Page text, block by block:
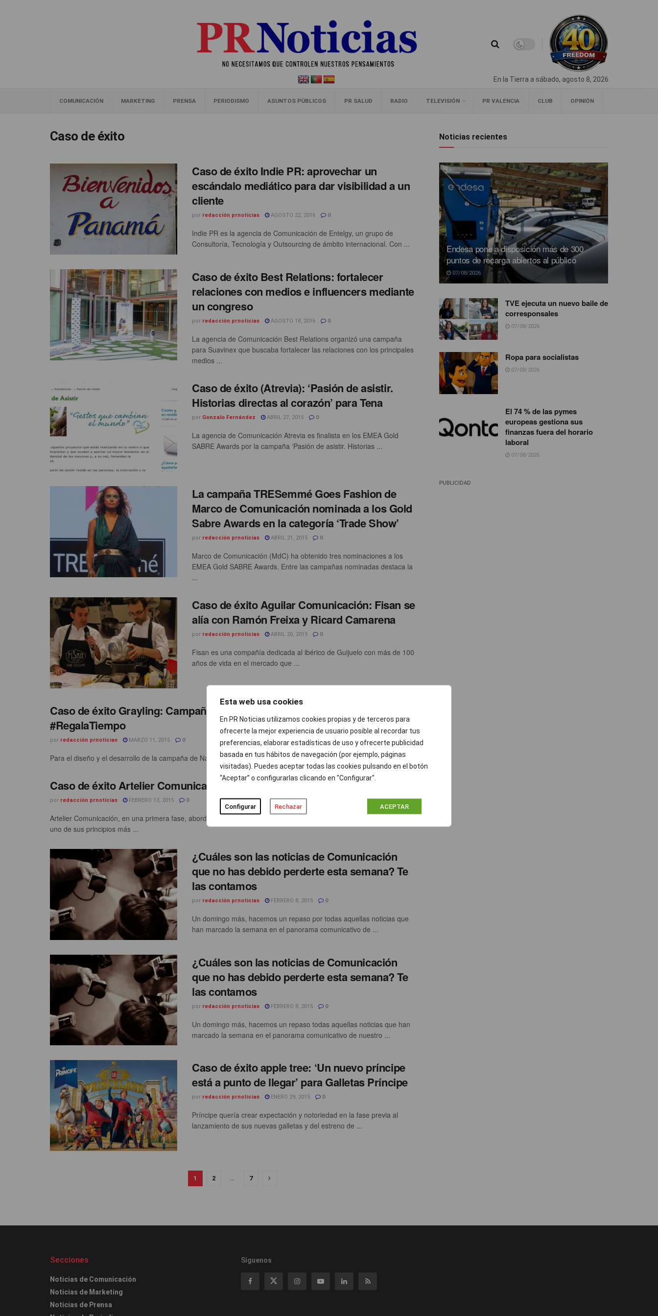
Esta web usa cookies
En PR Noticias utilizamos cookies propias y de terceros para
ofrecerte la mejor experiencia de usuario posible al recordar tus
preferencias, elaborar estadísticas de uso y ofrecerte publicidad
basada en tus hábitos de navegación (por ejemplo, páginas
visitadas). Puedes aceptar todas las cookies pulsando en el botón
“Aceptar” o configurarlas clicando en "Configurar".
Configurar Rechazar ACEPTAR
En la Tierra a sábado, agosto 8, 2026
COMUNICACIÓN MARKETING PRENSA PERIODISMO ASUNTOS PÚBLICOS PR SALUD RADIO TELEVISIÓN PR VALENCIA CLUB OPINIÓN
Caso de éxito
Caso de éxito Indie PR: aprovechar un
escándalo mediático para dar visibilidad a un
cliente
por redacción prnoticias AGOSTO 22, 2016 0
Indie PR es la agencia de Comunicación de Entelgy, un grupo de
Consultoría, Tecnología y Outsourcing de ámbito internacional. Con ...
Caso de éxito Best Relations: fortalecer
relaciones con medios e influencers mediante
un congreso
por redacción prnoticias AGOSTO 18, 2016 0
La agencia de Comunicación Best Relations organizó una campaña
para Suavinex que buscaba fortalecer las relaciones con los principales
medios ...
Caso de éxito (Atrevia): ‘Pasión de asistir.
Historias directas al corazón’ para Tena
por Gonzalo Fernández ABRIL 27, 2015 0
La agencia de Comunicación Atrevia es finalista en los EMEA Gold
SABRE Awards por la campaña ‘Pasión de asistir. Historias ...
La campaña TRESemmé Goes Fashion de
Marco de Comunicación nominada a los Gold
Sabre Awards en la categoría ‘Trade Show’
por redacción prnoticias ABRIL 21, 2015 0
Marco de Comunicación (MdC) ha obtenido tres nominaciones a los
EMEA Gold SABRE Awards. Entre las campañas nominadas destaca la
...
Caso de éxito Aguilar Comunicación: Fisan se
alía con Ramón Freixa y Ricard Camarena
por redacción prnoticias ABRIL 20, 2015 0
Fisan es una compañía dedicada al ibérico de Guijuelo con más de 100
años de vida en el mercado que ...
Caso de éxito Grayling: Campaña de Navidad 2014 de PayPal,
#RegalaTiempo
por redacción prnoticias MARZO 11, 2015 0
Para el diseño y el desarrollo de la campaña de Navidad 2014, PayPal contó con la asesoría y colaboración de ...
Caso de éxito Artelier Comunicación: ‘Observatorio Cetelem’
por redacción prnoticias FEBRERO 13, 2015 0
Artelier Comunicación, en una primera fase, abordó inicialmente su relación profesional con Cetelem rigiéndose por
uno de sus principios más ...
¿Cuáles son las noticias de Comunicación
que no has debido perderte esta semana? Te
las contamos
por redacción prnoticias FEBRERO 8, 2015 0
Un domingo más, hacemos un repaso por todas aquellas noticias que
han marcado la semana en el panorama comunicativo de ...
¿Cuáles son las noticias de Comunicación
que no has debido perderte esta semana? Te
las contamos
por redacción prnoticias FEBRERO 8, 2015 0
Un domingo más, hacemos un repaso todas aquellas noticias que han
marcado la semana en el panorama comunicativo de nuestro ...
Caso de éxito apple tree: ‘Un nuevo príncipe
está a punto de llegar’ para Galletas Príncipe
por redacción prnoticias ENERO 29, 2015 0
Príncipe quería crear expectación y notoriedad en la fase previa al
lanzamiento de sus nuevas galletas y del estreno de ...
1 2 … 7
Noticias recientes
Endesa pone a disposición más de 300
puntos de recarga abiertos al público
07/08/2026
TVE ejecuta un nuevo baile de
corresponsales
07/08/2026
Ropa para socialistas
07/08/2026
El 74 % de las pymes
europeas gestiona sus
finanzas fuera del horario
laboral
07/08/2026
PUBLICIDAD
Secciones
Noticias de Comunicación
Noticias de Marketing
Noticias de Prensa
Síguenos